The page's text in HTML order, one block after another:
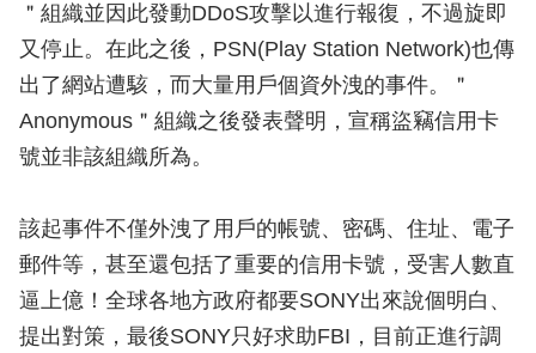
＂組織並因此發動DDoS攻擊以進行報復，不過旋即
又停止。在此之後，PSN(Play Station Network)也傳
出了網站遭駭，而大量用戶個資外洩的事件。＂
Anonymous＂組織之後發表聲明，宣稱盜竊信用卡
號並非該組織所為。
該起事件不僅外洩了用戶的帳號、密碼、住址、電子
郵件等，甚至還包括了重要的信用卡號，受害人數直
逼上億！全球各地方政府都要SONY出來說個明白、
提出對策，最後SONY只好求助FBI，目前正進行調